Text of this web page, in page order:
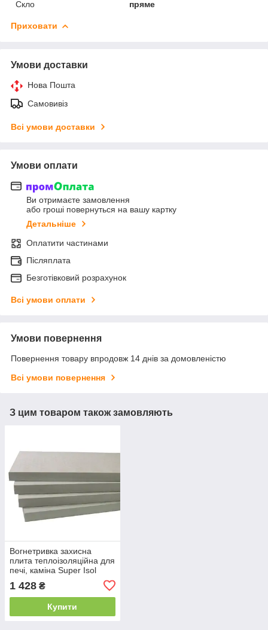
Скло пряме
Приховати
Умови доставки
Нова Пошта
Самовивіз
Всі умови доставки
Умови оплати
Ви отримаєте замовлення
або гроші повернуться на вашу картку
Детальніше
Оплатити частинами
Післяплата
Безготівковий розрахунок
Всі умови оплати
Умови повернення
Повернення товару впродовж 14 днів за домовленістю
Всі умови повернення
З цим товаром також замовляють
Вогнетривка захисна
плита теплоізоляційна для
печі, каміна Super Isol
1000/610/30 мм Суперізол
21010028
1 428 ₴
Купити